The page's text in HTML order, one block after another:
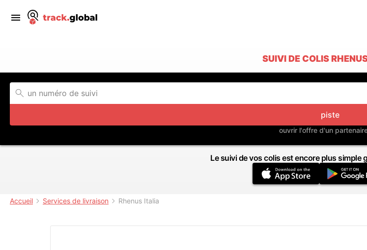
SUIVI DE COLIS
piste
ouvrir l'offre d'un
Le suivi de vos colis est encore plus simple
Accueil Services de livraison Rhenus Italia